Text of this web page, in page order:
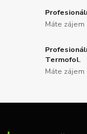
Máte zájem
Termofol.
Máte zájem